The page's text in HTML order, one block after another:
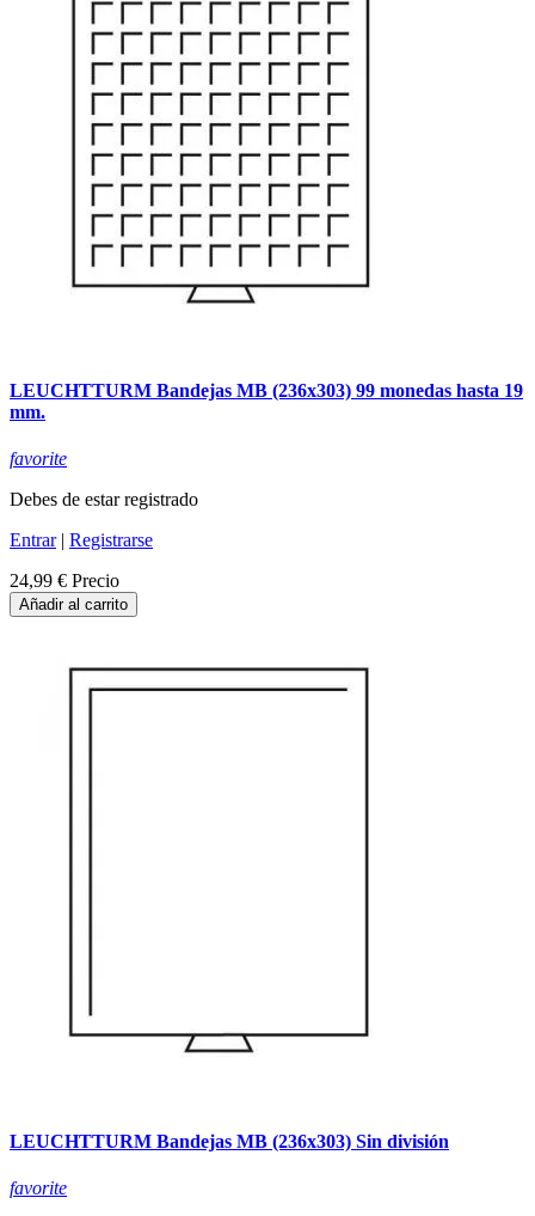
LEUCHTTURM Bandejas MB (236x303) 99 monedas hasta 19
mm.
favorite
Debes de estar registrado
Entrar| Registrarse
24,99 € Precio
Añadir al carrito
LEUCHTTURM Bandejas MB (236x303) Sin división
favorite